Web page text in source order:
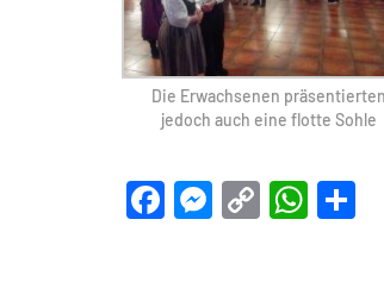
Die Erwachsenen präsentierten
jedoch auch eine flotte Sohle
Facebook
Messenger
Copy